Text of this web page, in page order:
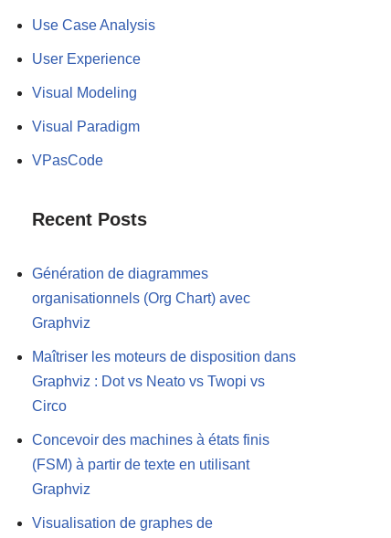
Use Case Analysis
User Experience
Visual Modeling
Visual Paradigm
VPasCode
Recent Posts
Génération de diagrammes
organisationnels (Org Chart) avec
Graphviz
Maîtriser les moteurs de disposition dans
Graphviz : Dot vs Neato vs Twopi vs
Circo
Concevoir des machines à états finis
(FSM) à partir de texte en utilisant
Graphviz
Visualisation de graphes de